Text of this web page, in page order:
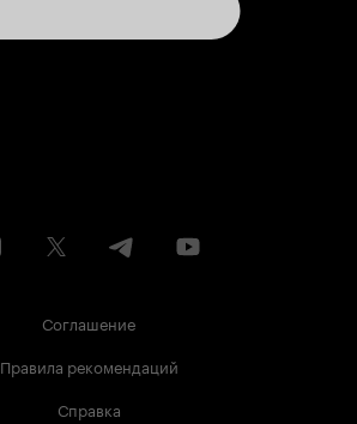
Соглашение
Правила рекомендаций
Справка